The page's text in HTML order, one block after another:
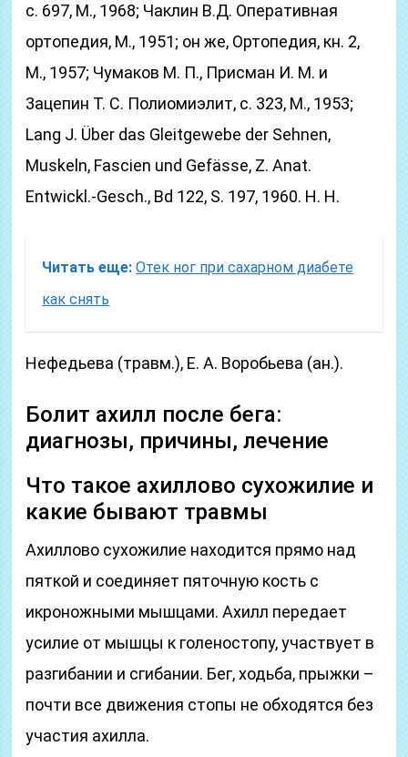
с. 697, М., 1968; Чаклин В.Д. Оперативная
ортопедия, М., 1951; он же, Ортопедия, кн. 2,
М., 1957; Чумаков М. П., Присман И. М. и
3ацепин Т. С. Полиомиэлит, с. 323, М., 1953;
Lang J. Über das Gleitgewebe der Sehnen,
Muskeln, Fascien und Gefässe, Z. Anat.
Entwickl.-Gesch., Bd 122, S. 197, 1960. H. H.
Читать еще: Отек ног при сахарном диабете
как снять
Нефедьева (травм.), E. A. Воробьева (ан.).
Болит ахилл после бега:
диагнозы, причины, лечение
Что такое ахиллово сухожилие и
какие бывают травмы
Ахиллово сухожилие находится прямо над
пяткой и соединяет пяточную кость с
икроножными мышцами. Ахилл передает
усилие от мышцы к голеностопу, участвует в
разгибании и сгибании. Бег, ходьба, прыжки –
почти все движения стопы не обходятся без
участия ахилла.